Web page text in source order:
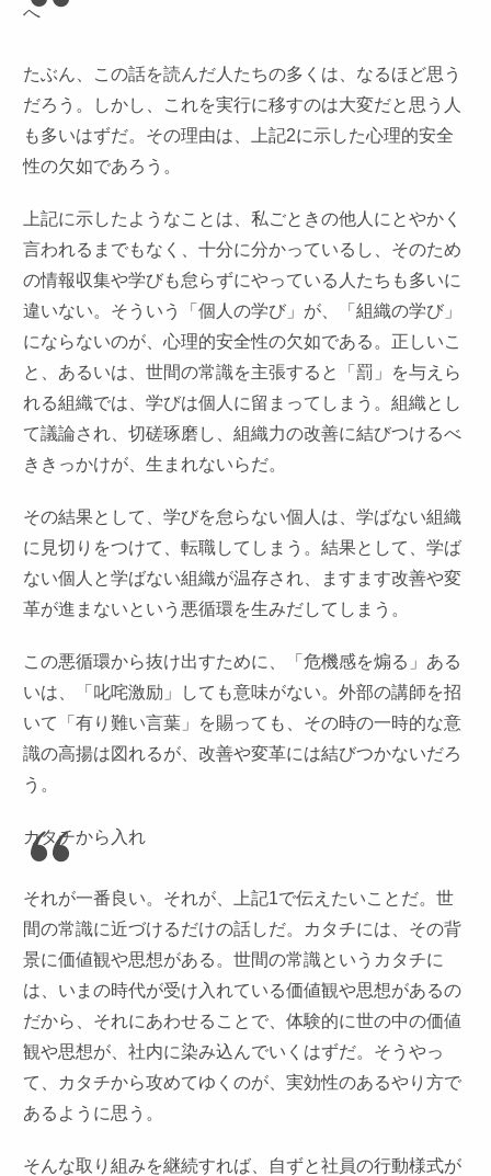
へ
たぶん、この話を読んだ人たちの多くは、なるほど思う
だろう。しかし、これを実行に移すのは大変だと思う人
も多いはずだ。その理由は、上記2に示した心理的安全
性の欠如であろう。
上記に示したようなことは、私ごときの他人にとやかく
言われるまでもなく、十分に分かっているし、そのため
の情報収集や学びも怠らずにやっている人たちも多いに
違いない。そういう「個人の学び」が、「組織の学び」
にならないのが、心理的安全性の欠如である。正しいこ
と、あるいは、世間の常識を主張すると「罰」を与えら
れる組織では、学びは個人に留まってしまう。組織とし
て議論され、切磋琢磨し、組織力の改善に結びつけるべ
ききっかけが、生まれないらだ。
その結果として、学びを怠らない個人は、学ばない組織
に見切りをつけて、転職してしまう。結果として、学ば
ない個人と学ばない組織が温存され、ますます改善や変
革が進まないという悪循環を生みだしてしまう。
この悪循環から抜け出すために、「危機感を煽る」ある
いは、「叱咤激励」しても意味がない。外部の講師を招
いて「有り難い言葉」を賜っても、その時の一時的な意
識の高揚は図れるが、改善や変革には結びつかないだろ
う。
カタチから入れ
それが一番良い。それが、上記1で伝えたいことだ。世
間の常識に近づけるだけの話しだ。カタチには、その背
景に価値観や思想がある。世間の常識というカタチに
は、いまの時代が受け入れている価値観や思想があるの
だから、それにあわせることで、体験的に世の中の価値
観や思想が、社内に染み込んでいくはずだ。そうやっ
て、カタチから攻めてゆくのが、実効性のあるやり方で
あるように思う。
そんな取り組みを継続すれば、自ずと社員の行動様式が